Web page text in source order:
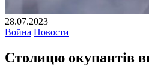
28.07.2023
Война Новости
Столицю окупантів